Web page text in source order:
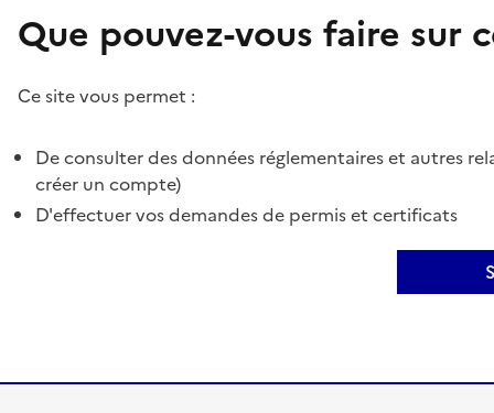
Que pouvez-vous faire sur
Ce site vous permet :
De consulter des données réglementaires et autres
créer un compte)
D'effectuer vos demandes de permis et certificats